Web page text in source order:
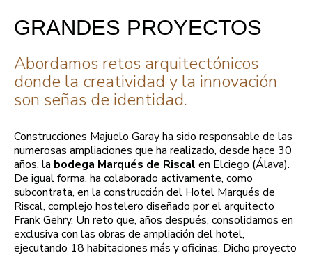
GRANDES PROYECTOS
Abordamos retos arquitectónicos
donde la creatividad y la innovación
son señas de identidad.
Construcciones Majuelo Garay ha sido responsable de las
numerosas ampliaciones que ha realizado, desde hace 30
años, la bodega Marqués de Riscal en Elciego (Álava).
De igual forma, ha colaborado activamente, como
subcontrata, en la construcción del Hotel Marqués de
Riscal, complejo hostelero diseñado por el arquitecto
Frank Gehry. Un reto que, años después, consolidamos en
exclusiva con las obras de ampliación del hotel,
ejecutando 18 habitaciones más y oficinas. Dicho proyecto